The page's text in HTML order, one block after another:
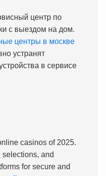
центр по
с выездом на дом.
центры в москве
устранят
в сервисе
casinos of 2025.
and
for secure and